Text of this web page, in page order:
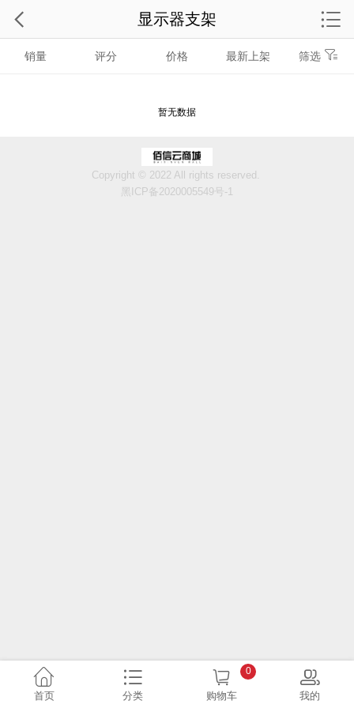
销量 评分 价格 最新上架 筛选
暂无数据
显示器支架
Copyright © 2022 All rights reserved.
黑ICP备2020005549号-1
首页 分类 购物车
0
我的